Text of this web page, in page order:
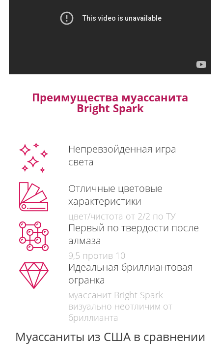
Преимущества муассанита
Bright Spark
Непревзойденная игра
света
Отличные цветовые
характеристики
цвет/чистота от 2/2 по ТУ
Первый по твердости после
алмаза
9,5 против 10
Идеальная бриллиантовая
огранка
муассанит Bright Spark
визуально неотличим от
бриллианта
Муассаниты из США в сравнении